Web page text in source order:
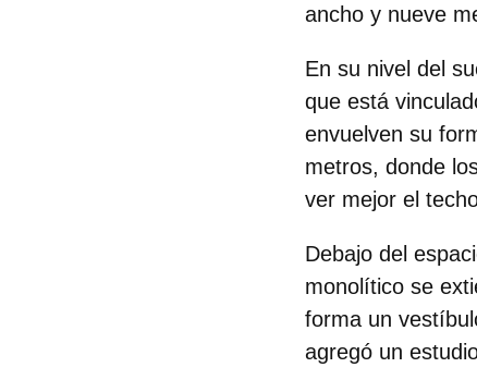
ancho y nueve
En su nivel del
que está
envuelven su
metros, donde
ver mejor el
Debajo del
monolítico se
forma un
agregó un